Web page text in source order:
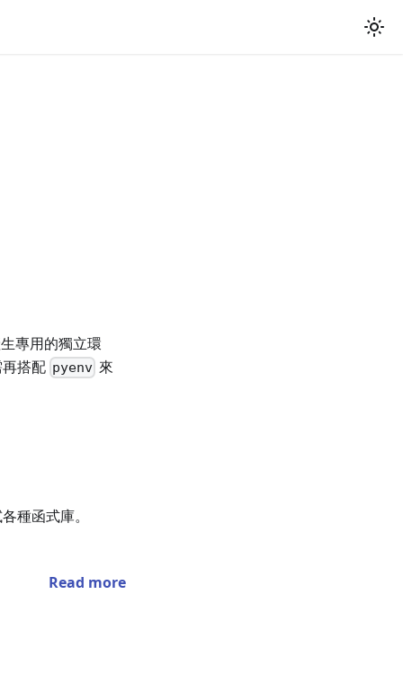
專用的獨立環
搭配 pyenv 來
種函式庫。
Read more